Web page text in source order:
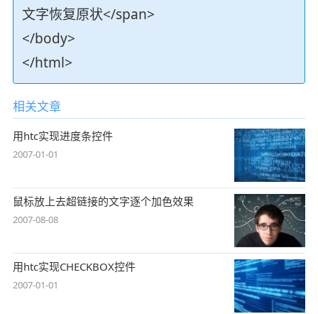
文字恢复原状</span>
</body>
</html>
相关文章
用htc实现进度条控件
2007-01-01
鼠标放上去超链接的文字逐个加色效果
2007-08-08
用htc实现CHECKBOX控件
2007-01-01